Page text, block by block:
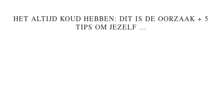
HET ALTIJD KOUD HEBBEN: DIT IS DE OORZAAK + 5
TIPS OM JEZELF …